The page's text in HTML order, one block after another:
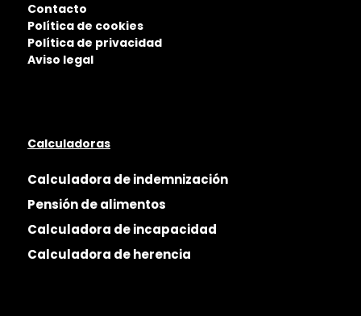
Contacto
Política de cookies
Política de privacidad
Aviso legal
Calculadoras
Calculadora de indemnización
Pensión de alimentos
Calculadora de incapacidad
Calculadora de herencia